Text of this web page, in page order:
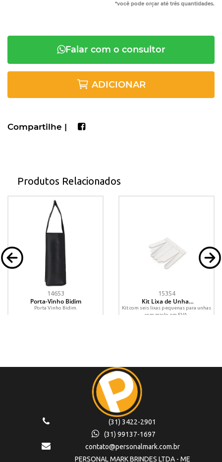
*você pode orçar até três quantidades.
Falar com o consultor
ADICIONAR
Compartilhe |
Produtos Relacionados
14653
Porta-Vinho Bidim
Porta Vinho Bidim.
15354
Kit Lixa de Unhas
6 Peças
Kit com seis lixas pequenas para unhas
com miolo em EVA.
(31) 3422-2901
(31) 99137-1697
contato@personalmark.com.br
PERSONAL MARK BRINDES LTDA - ME